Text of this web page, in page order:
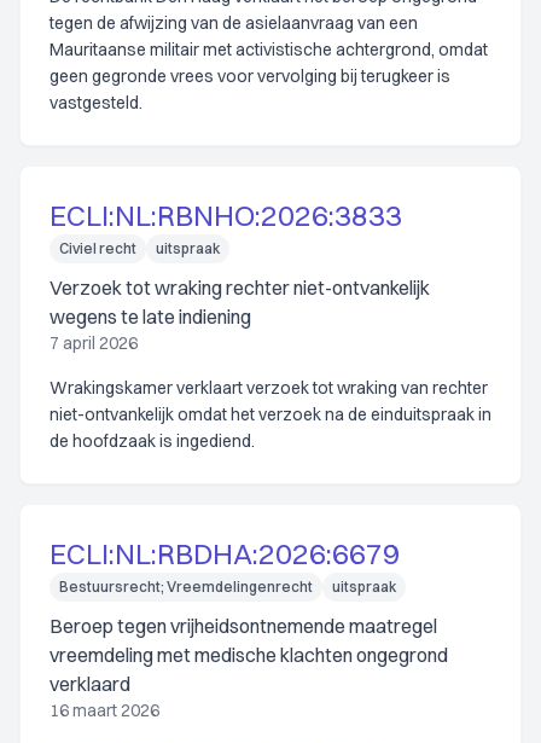
tegen de afwijzing van de asielaanvraag van een
Mauritaanse militair met activistische achtergrond, omdat
geen gegronde vrees voor vervolging bij terugkeer is
vastgesteld.
ECLI:NL:RBNHO:2026:3833
Civiel recht uitspraak
Verzoek tot wraking rechter niet-ontvankelijk
wegens te late indiening
7 april 2026
Wrakingskamer verklaart verzoek tot wraking van rechter
niet-ontvankelijk omdat het verzoek na de einduitspraak in
de hoofdzaak is ingediend.
ECLI:NL:RBDHA:2026:6679
Bestuursrecht; Vreemdelingenrecht uitspraak
Beroep tegen vrijheidsontnemende maatregel
vreemdeling met medische klachten ongegrond
verklaard
16 maart 2026